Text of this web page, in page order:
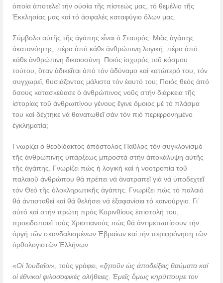
ὁποία ἀποτελεῖ τήν οὐσία τῆς πίστεώς μας, τό θεμέλιο τῆς
Ἐκκλησίας μας καί τό ἀσφαλές καταφύγιο ὅλων μας.
Σύμβολο αὐτῆς τῆς ἀγάπης εἶναι ὁ Σταυρός. Μιᾶς ἀγάπης
ἀκατανόητης, πέρα ἀπό κάθε ἀνθρώπινη λογική, πέρα ἀπό
κάθε ἀνθρώπινη δικαιοσύνη. Ποιός ἰσχυρός τοῦ κόσμου
τούτου, ὅταν ἀδικεῖται ἀπό τόν ἀδύναμο καί κατώτερό του, τόν
συγχωρεῖ, θυσιάζοντας μάλιστα τόν ἑαυτό του; Ποιός θεός ἀπό
ὅσους κατασκεύασε ὁ ἀνθρώπινος νοῦς στήν διάρκεια τῆς
ἱστορίας τοῦ ἀνθρωπίνου γένους ἔγινε ὅμοιος μέ τό πλάσμα
του καί δέχτηκε νά θανατωθεῖ σάν τόν πιό περιφρονημένο
ἐγκληματία;
Γνωρίζει ὁ θεοδίδακτος ἀπόστολος Παῦλος τόν συγκλονισμό
τῆς ἀνθρώπινης ὑπάρξεως μπροστά στήν ἀποκάλυψη αὐτῆς
τῆς ἀγάπης. Γνωρίζει πώς ἡ λογική καί ἡ νοοτροπία τοῦ
παλαιοῦ ἀνθρώπου θά πρέπει νά ἀνατραπεῖ γιά νἀ ὑποδεχτεῖ
τόν Θεό τῆς ὁλοκληρωτικῆς ἀγάπης. Γνωρίζει πώς τό παλαιό
θά ἀντισταθεί καί θά θελήσει νά ἐξαφανίσει τό καινούργιο. Γι΄
αὐτό καί στήν πρώτη πρός Κορινθίους ἐπιστολή του,
προειδοποιεῖ τούς Χριστιανούς πώς θά ἀντιμετωπίσουν τήν
ὀργή τῶν σκανδαλισμένων Ἑβραίων καί τήν περιφρόνηση τῶν
ὀρθολογιστῶν Ἑλλήνων.
«Οἱ Ἰουδαῖοι», τούς γράφει, «ζητοῦν ὡς ἀποδείξεις θαύματα καί
οἱ ἐθνικοί φιλοσοφικές αλήθειες. Ἐμεῖς ὅμως κηρύττουμε τον